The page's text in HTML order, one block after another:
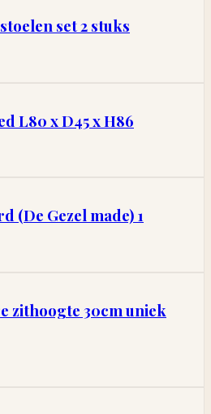
set 2 stuks
L80 x D45 x H86
(De Gezel made) 1
zithoogte 30cm uniek